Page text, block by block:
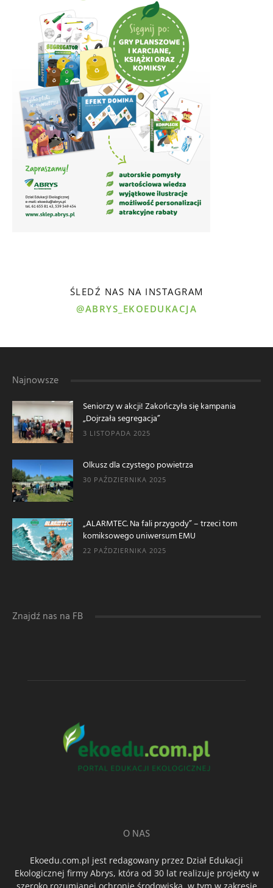
ŚLEDŹ NAS NA INSTAGRAM
@ABRYS_EKOEDUKACJA
Najnowsze
Seniorzy w akcji! Zakończyła się kampania
„Dojrzała segregacja”
3 LISTOPADA 2025
Olkusz dla czystego powietrza
30 PAŹDZIERNIKA 2025
„ALARMTEC. Na fali przygody” – trzeci tom
komiksowego uniwersum EMU
22 PAŹDZIERNIKA 2025
Znajdź nas na FB
O NAS
Ekoedu.com.pl jest redagowany przez Dział Edukacji
Ekologicznej firmy Abrys, która od 30 lat realizuje projekty w